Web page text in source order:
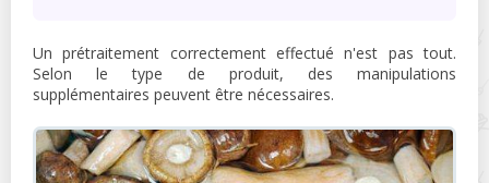
Un prétraitement correctement effectué n'est pas tout.
Selon le type de produit, des manipulations
supplémentaires peuvent être nécessaires.